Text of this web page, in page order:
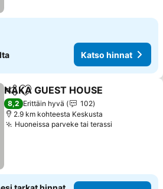
Katso hinnat
Jaa Lisää suosikkeihin
NAKA GUEST HOUSE
8,2 Erittäin hyvä
102
2.9 km kohteesta Keskusta
Huoneissa parveke tai terassi